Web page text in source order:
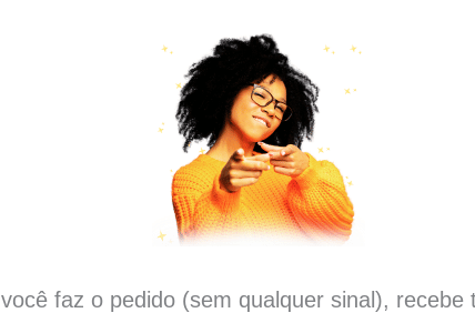
você faz o pedido (sem qualquer sinal), recebe